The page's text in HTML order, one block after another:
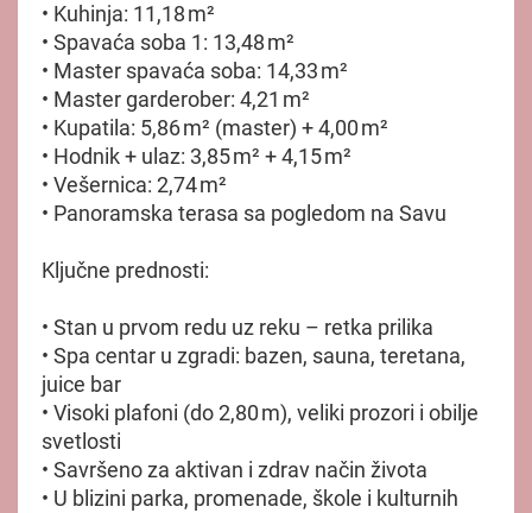
• Kuhinja: 11,18 m²
• Spavaća soba 1: 13,48 m²
• Master spavaća soba: 14,33 m²
• Master garderober: 4,21 m²
• Kupatila: 5,86 m² (master) + 4,00 m²
• Hodnik + ulaz: 3,85 m² + 4,15 m²
• Vešernica: 2,74 m²
• Panoramska terasa sa pogledom na Savu
Ključne prednosti:
• Stan u prvom redu uz reku – retka prilika
• Spa centar u zgradi: bazen, sauna, teretana,
juice bar
• Visoki plafoni (do 2,80 m), veliki prozori i obilje
svetlosti
• Savršeno za aktivan i zdrav način života
• U blizini parka, promenade, škole i kulturnih